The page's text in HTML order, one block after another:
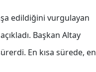
edildiğini vurgulayan
Başkan Altay
En kısa sürede, en